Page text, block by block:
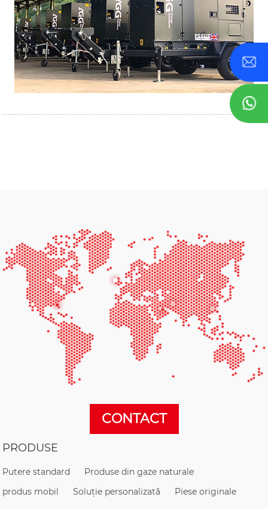
CONTACT
PRODUSE
Putere standard
Produse din gaze naturale
produs mobil
Soluție personalizată Piese originale